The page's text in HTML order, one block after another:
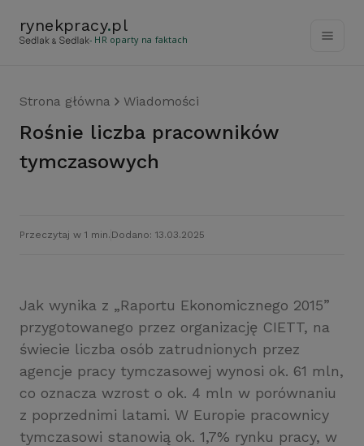
rynekpracy.pl
- HR oparty na faktach
Strona główna Wiadomości
Rośnie liczba pracowników
tymczasowych
Przeczytaj w 1 min. Dodano: 13.03.2025
Jak wynika z „Raportu Ekonomicznego 2015”
przygotowanego przez organizację CIETT, na
świecie liczba osób zatrudnionych przez
agencje pracy tymczasowej wynosi ok. 61 mln,
co oznacza wzrost o ok. 4 mln w porównaniu
z poprzednimi latami. W Europie pracownicy
tymczasowi stanowią ok. 1,7% rynku pracy, w